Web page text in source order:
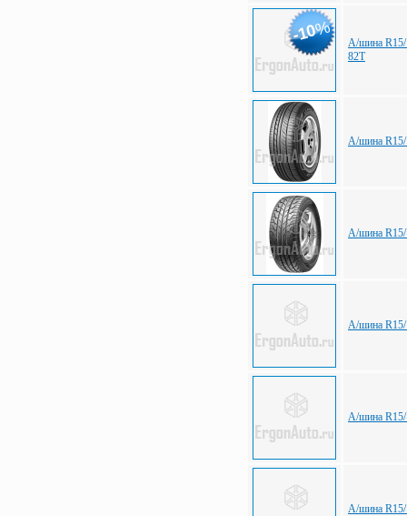
-10%
А/шина R15/
82T
А/шина R15/
А/шина R15/
А/шина R15/
А/шина R15/
А/шина R15/